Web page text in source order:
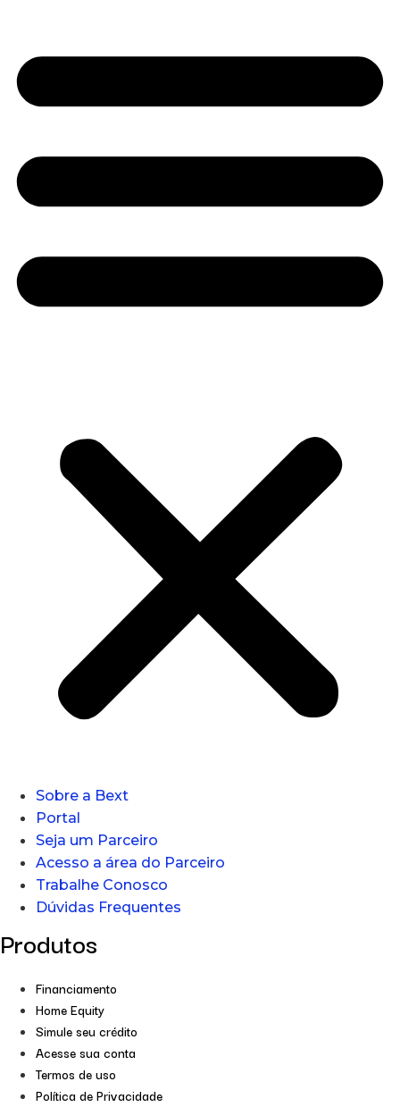
Sobre a Bext
Portal
Seja um Parceiro
Acesso a área do Parceiro
Trabalhe Conosco
Dúvidas Frequentes
Produtos
Financiamento
Home Equity
Simule seu crédito
Acesse sua conta
Termos de uso
Política de Privacidade